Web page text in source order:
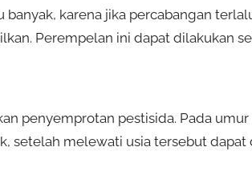
karena jika percabangan
Perempelan ini dapat dilakukan
penyemprotan pestisida. Pada
setelah melewati usia tersebut